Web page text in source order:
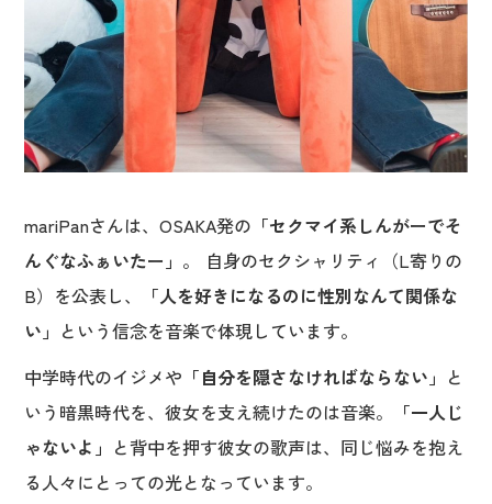
mariPanさんは、OSAKA発の 「セクマイ系しんがーでそ
んぐなふぁいたー」 。 自身のセクシャリティ（L寄りの
B）を公表し、
「人を好きになるのに性別なんて関係な
い」 という信念を音楽で体現しています。
中学時代のイジメや 「自分を隠さなければならない」 と
いう暗黒時代を、彼女を支え続けたのは音楽。
「一人じ
ゃないよ」 と背中を押す彼女の歌声は、同じ悩みを抱え
る人々にとっての光となっています。